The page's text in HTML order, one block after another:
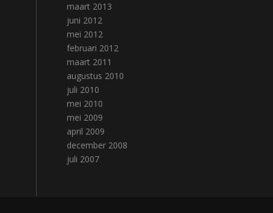
maart 2013
juni 2012
mei 2012
februari 2012
maart 2011
augustus 2010
juli 2010
mei 2010
mei 2009
april 2009
december 2008
juli 2007